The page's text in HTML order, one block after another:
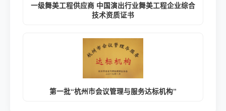
一级舞美工程供应商 中国演出行业舞美工程企业综合
技术资质证书
第一批“杭州市会议管理与服务达标机构”